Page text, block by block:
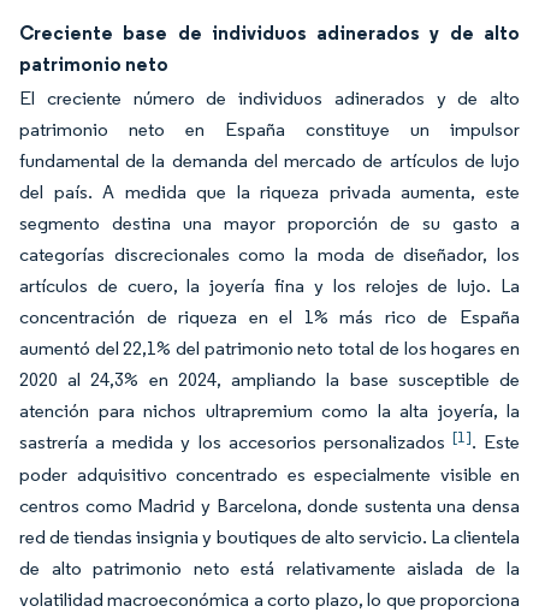
Creciente base de individuos adinerados y de alto
patrimonio neto
El creciente número de individuos adinerados y de alto
patrimonio neto en España constituye un impulsor
fundamental de la demanda del mercado de artículos de lujo
del país. A medida que la riqueza privada aumenta, este
segmento destina una mayor proporción de su gasto a
categorías discrecionales como la moda de diseñador, los
artículos de cuero, la joyería fina y los relojes de lujo. La
concentración de riqueza en el 1% más rico de España
aumentó del 22,1% del patrimonio neto total de los hogares en
2020 al 24,3% en 2024, ampliando la base susceptible de
atención para nichos ultrapremium como la alta joyería, la
sastrería a medida y los accesorios personalizados [1]. Este
poder adquisitivo concentrado es especialmente visible en
centros como Madrid y Barcelona, donde sustenta una densa
red de tiendas insignia y boutiques de alto servicio. La clientela
de alto patrimonio neto está relativamente aislada de la
volatilidad macroeconómica a corto plazo, lo que proporciona